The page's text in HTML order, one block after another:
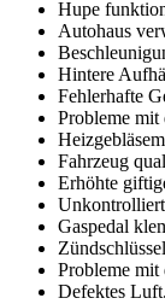
Hupe
Autohaus
Hintere
Fehlerhafte
Probleme mit
Fahrzeug
Erhöhte
Gaspedal
Probleme
Defektes